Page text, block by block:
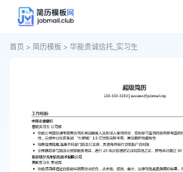
首页 > 简历模板 > 华能贵诚信托_实习生